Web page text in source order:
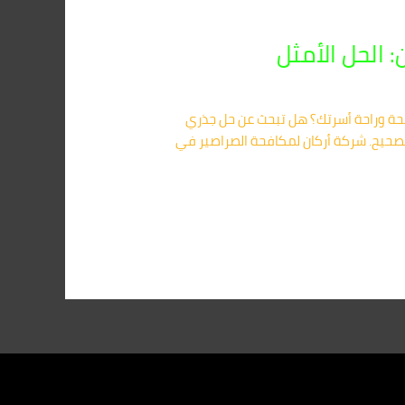
وراحة أسرتك؟ هل تبحث عن حل جذري
شركة أركان لمكافحة الصراصير في